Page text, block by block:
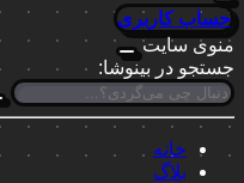
حساب کاربری
منوی سایت
جستجو در بینوشا:
خانه
بلاگ